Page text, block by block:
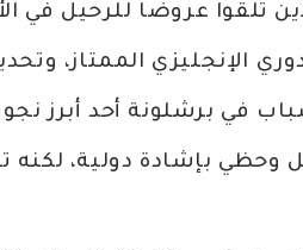
تلقوا عروضًا للرحيل في
الإنجليزي الممتاز،
في برشلونة أحد أبرز
بإشادة دولية، لكنه